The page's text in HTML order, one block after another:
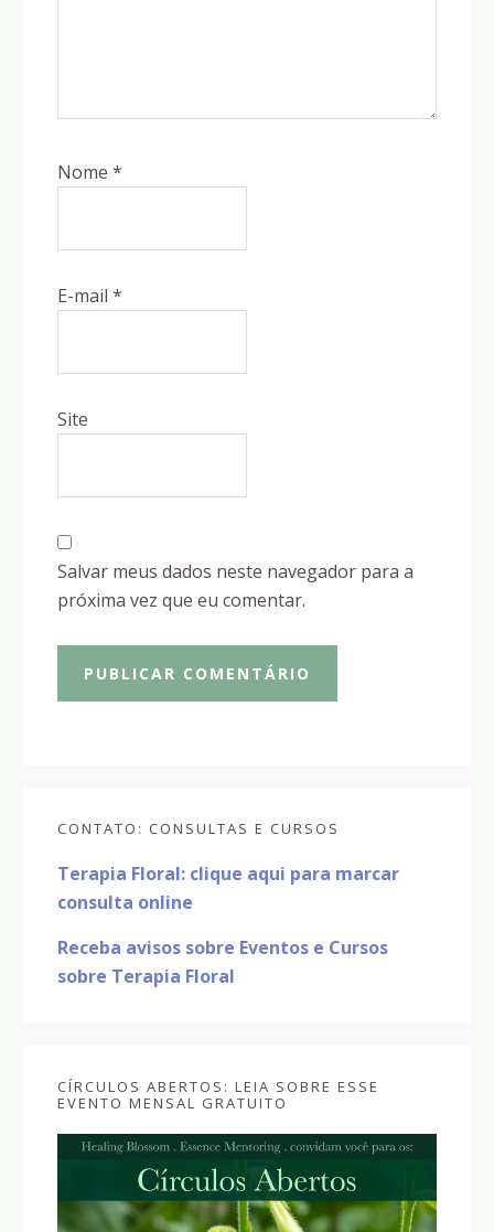
Nome*
E-mail*
Site
Salvar meus dados neste navegador para a
próxima vez que eu comentar.
primária
CONTATO: CONSULTAS E CURSOS
Terapia Floral: clique aqui para marcar
consulta online
Receba avisos sobre Eventos e Cursos
sobre Terapia Floral
CÍRCULOS ABERTOS: LEIA SOBRE ESSE
EVENTO MENSAL GRATUITO